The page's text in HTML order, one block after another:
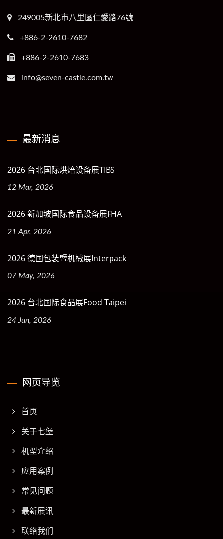
249005新北市八里區仁愛路76號
+886-2-2610-7682
+886-2-2610-7683
info@seven-castle.com.tw
最新消息
2026 台北国际烘焙设备展TIBS
12 Mar, 2026
2026 新加坡国际食品设备展FHA
21 Apr, 2026
2026 德国包装暨机械展Interpack
07 May, 2026
2026 台北国际食品展Food Taipei
24 Jun, 2026
网页导览
首页
关于七堡
机型介绍
应用案例
常见问题
最新展讯
联络我们